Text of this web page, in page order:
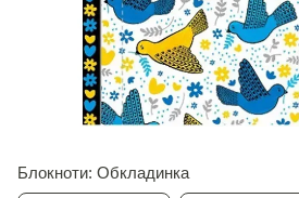
Блокноти: Обкладинка